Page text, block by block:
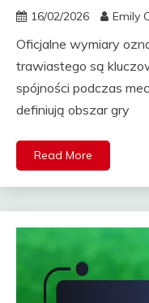
16/02/2026 Emily
Oficjalne wymiary
trawiastego są
spójności podczas
definiują obszar gry
Read More